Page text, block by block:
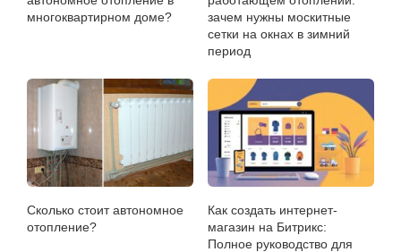
многоквартирном доме?
зачем нужны москитные
сетки на окнах в зимний
период
Сколько стоит автономное
отопление?
Как создать интернет-
магазин на Битрикс:
Полное руководство для